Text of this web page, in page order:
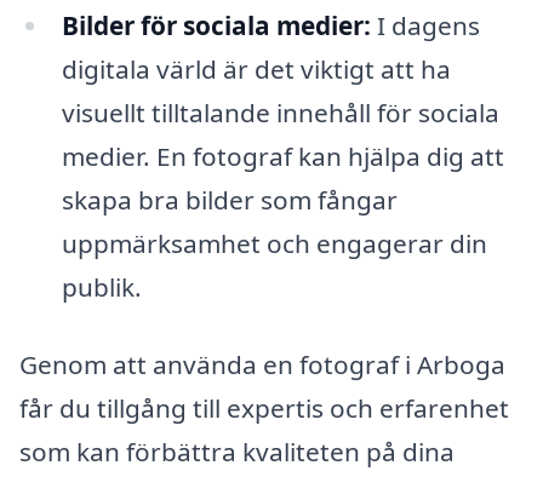
Bilder för sociala medier: I dagens
digitala värld är det viktigt att ha
visuellt tilltalande innehåll för sociala
medier. En fotograf kan hjälpa dig att
skapa bra bilder som fångar
uppmärksamhet och engagerar din
publik.
Genom att använda en fotograf i Arboga
får du tillgång till expertis och erfarenhet
som kan förbättra kvaliteten på dina